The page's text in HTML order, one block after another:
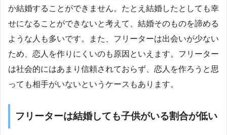
か結婚することができません。たとえ結婚したとしても幸
せになることができないと考えて、結婚そのものを諦める
ような人も多いです。また、フリーターは出会いが少ない
ため、恋人を作りにくいのも原因といえます。フリーター
は社会的にはあまり信頼されておらず、恋人を作ろうと思
っても相手がいないというケースもあります。
フリーターは結婚しても子供がいる割合が低い